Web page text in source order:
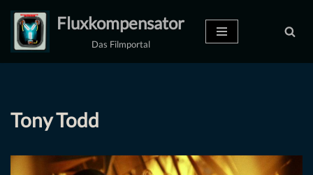
Zum
Inhalt
Fluxkompensator
Das Filmportal
Tony Todd